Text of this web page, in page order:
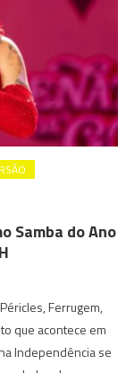
Samba do Ano
Ferrugem,
que acontece em
Independência se